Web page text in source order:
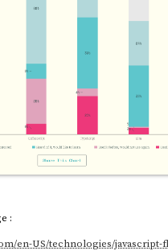
:
en-US/technologies/javascript-